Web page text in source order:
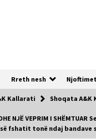
Rreth nesh
REJA TË DEGËS
Kallarati Shoqata A&K
DHE NJË VEPRIM I
fshatit tonë ndaj bandave